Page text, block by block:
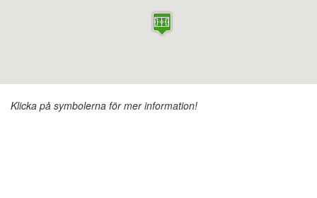
Klicka på symbolerna för mer information!